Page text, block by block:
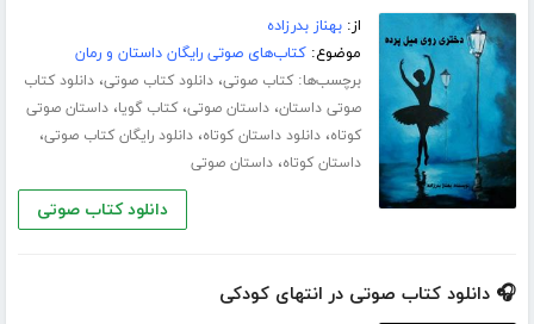
از:بهناز بدرزاده
موضوع:کتاب‌های صوتی رایگان داستان و رمان
برچسب‌ها:کتاب صوتی،دانلود کتاب صوتی،دانلود کتاب
صوتی داستان،داستان صوتی،کتاب گویا،داستان صوتی
کوتاه،دانلود داستان کوتاه،دانلود رایگان کتاب صوتی،
داستان کوتاه،داستان صوتی
دانلود کتاب صوتی
🎧 دانلود کتاب صوتی در انتهای کودکی